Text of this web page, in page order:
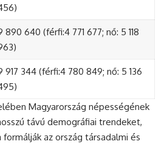
890 640 (férfi:4 771 677; nő: 5 118
917 344 (férfi:4 780 849; nő: 5 136
Magyarország népességének
távú demográfiai trendeket,
az ország társadalmi és